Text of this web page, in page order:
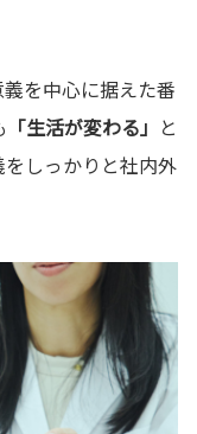
を中心に据えた番
「生活が変わる」
と
しっかりと社内外